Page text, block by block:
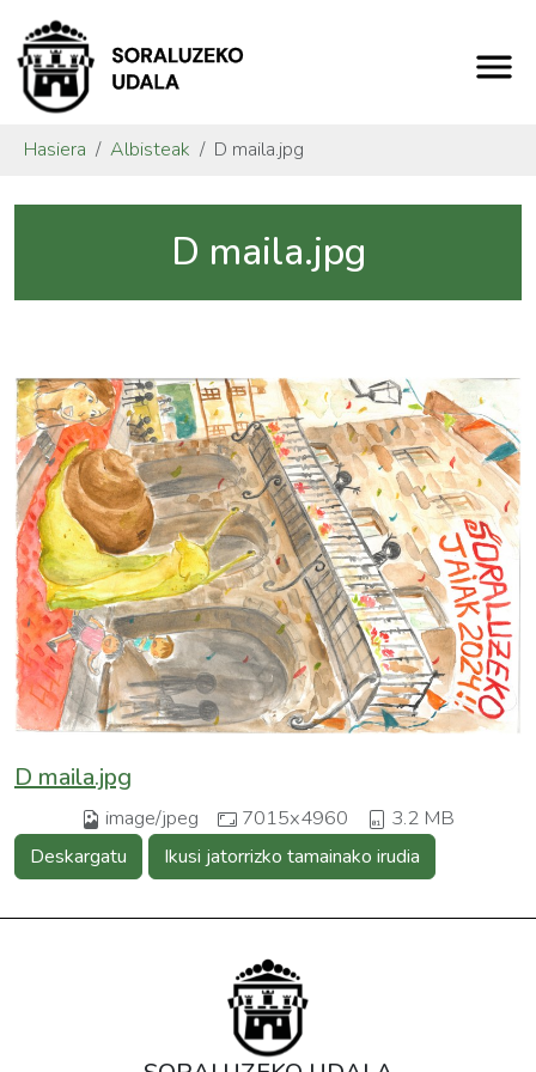
Hasiera Albisteak D maila.jpg
D maila.jpg
D maila.jpg
image/jpeg 7015x4960 3.2 MB
Deskargatu Ikusi jatorrizko tamainako irudia